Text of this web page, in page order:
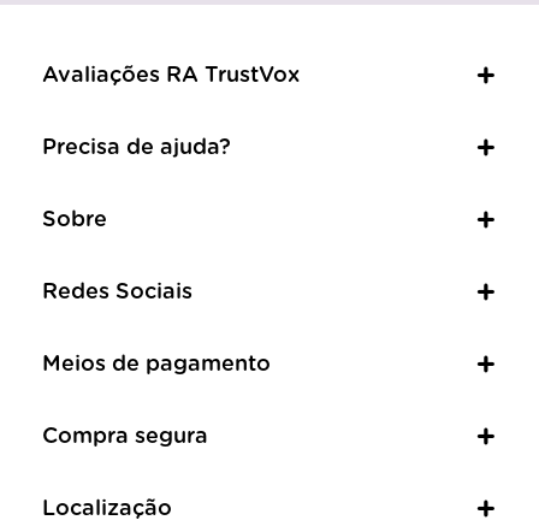
Avaliações RA TrustVox
Precisa de ajuda?
Sobre
Redes Sociais
Meios de pagamento
Compra segura
Localização